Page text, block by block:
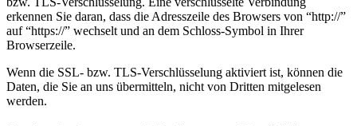
erkennen Sie daran, dass die Adresszeile des Browsers von “http://”
auf “https://” wechselt und an dem Schloss-Symbol in Ihrer
Browserzeile.
Wenn die SSL- bzw. TLS-Verschlüsselung aktiviert ist, können die
Daten, die Sie an uns übermitteln, nicht von Dritten mitgelesen
werden.